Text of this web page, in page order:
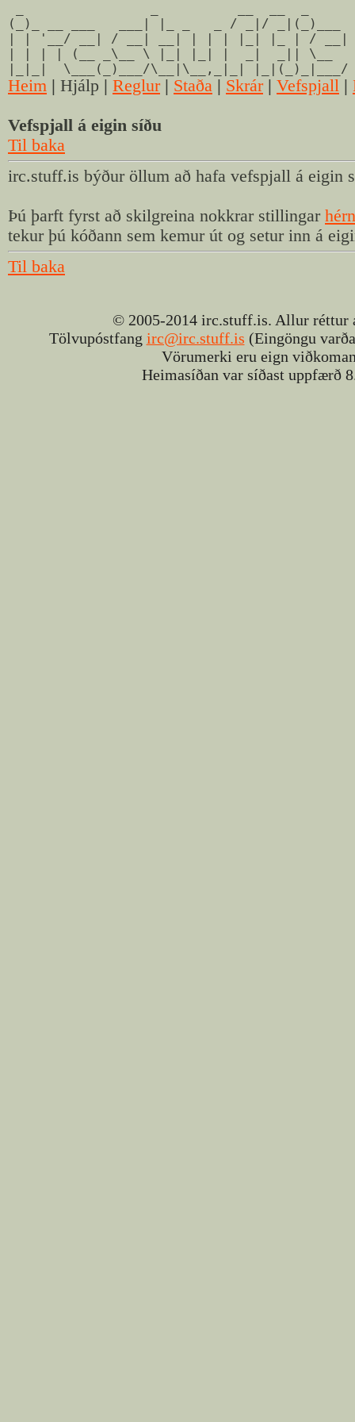
(_)_ __ ___ ___| |_ _ _ / _|/ _|(_)___
| | '__/ __| / __| __| | | | |_| |_ | / __|
| | | | (__ _\__ \ |_| |_| | _| _|| \__
|_|_| \___(_)___/\__|\__,_|_| |_|(_)_|___/
Heim | Hjálp | Reglur | Staða | Skrár | Vefspjall |
Vefspjall á eigin síðu
Til baka
irc.stuff.is býður öllum að hafa vefspjall á eigin
Þú þarft fyrst að skilgreina nokkrar stillingar
tekur þú kóðann sem kemur út og setur inn á
Til baka
© 2005-2014 irc.stuff.is. Allur
Tölvupóstfang irc@irc.stuff.is (Eingöngu
Vörumerki eru eign
Heimasíðan var síðast uppfærð